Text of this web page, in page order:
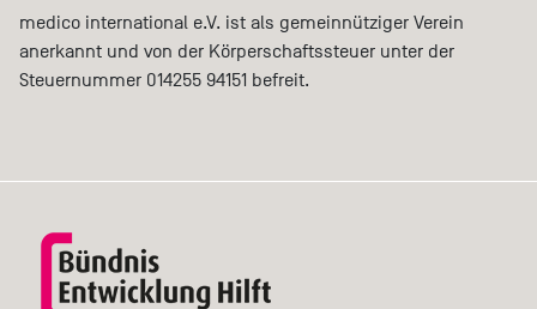
medico international e.V. ist als gemeinnütziger Verein
anerkannt und von der Körperschaftssteuer unter der
Steuernummer 014255 94151 befreit.